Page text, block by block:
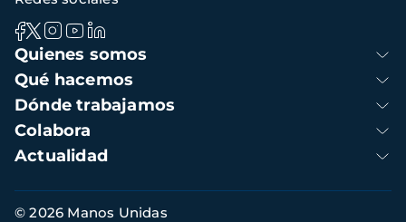
Navegación
principal
Quienes somos
Qué hacemos
Dónde trabajamos
Colabora
Actualidad
Información
© 2026 Manos Unidas